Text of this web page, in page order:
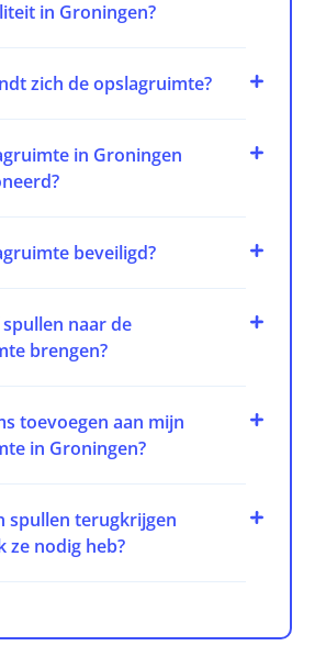
in Groningen?
zich de opslagruimte?
in Groningen
beveiligd?
naar de
brengen?
toevoegen aan mijn
in Groningen?
spullen terugkrijgen
ze nodig heb?